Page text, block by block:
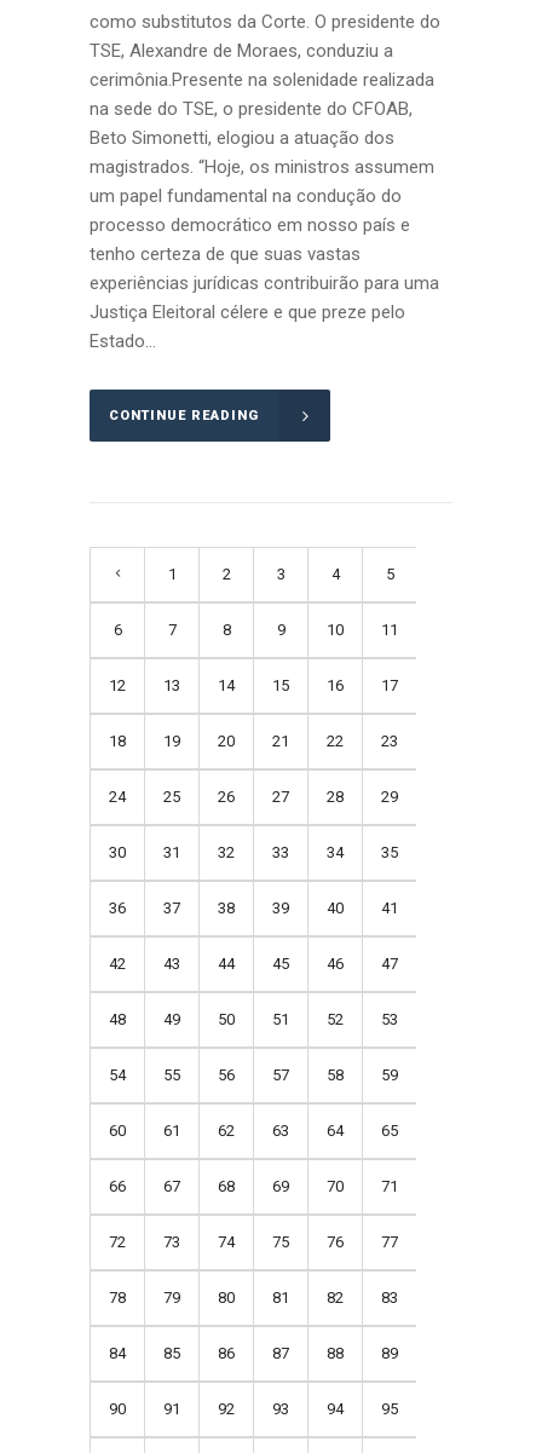
como substitutos da Corte. O presidente do
TSE, Alexandre de Moraes, conduziu a
cerimônia.Presente na solenidade realizada
na sede do TSE, o presidente do CFOAB,
Beto Simonetti, elogiou a atuação dos
magistrados. “Hoje, os ministros assumem
um papel fundamental na condução do
processo democrático em nosso país e
tenho certeza de que suas vastas
experiências jurídicas contribuirão para uma
Justiça Eleitoral célere e que preze pelo
Estado...
CONTINUE READING
1 2 3 4 5
6 7 8 9 10 11
12 13 14 15 16 17
18 19 20 21 22 23
24 25 26 27 28 29
30 31 32 33 34 35
36 37 38 39 40 41
42 43 44 45 46 47
48 49 50 51 52 53
54 55 56 57 58 59
60 61 62 63 64 65
66 67 68 69 70 71
72 73 74 75 76 77
78 79 80 81 82 83
84 85 86 87 88 89
90 91 92 93 94 95